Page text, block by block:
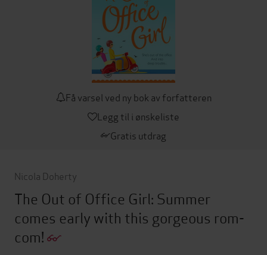
Få varsel ved ny bok av forfatteren
Legg til i ønskeliste
Gratis utdrag
Nicola Doherty
The Out of Office Girl: Summer
comes early with this gorgeous rom-
com!